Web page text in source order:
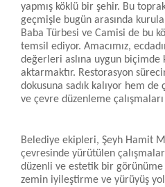
yapmış köklü bir şehir. Bu
geçmişle bugün arasında
Baba Türbesi ve Camisi de bu
temsil ediyor. Amacımız,
değerleri aslına uygun
aktarmaktır. Restorasyon
dokusuna sadık kalıyor hem de
ve çevre düzenleme
Belediye ekipleri, Şeyh Hamit
çevresinde yürütülen
düzenli ve estetik bir görünüme
zemin iyileştirme ve yürüyüş